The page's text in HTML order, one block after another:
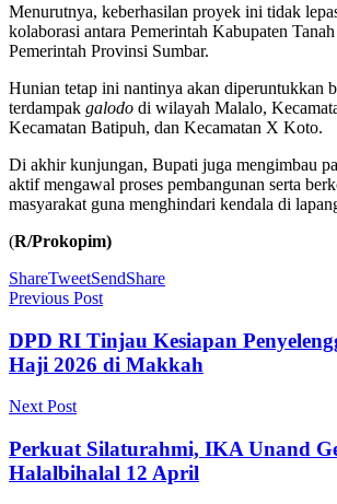
Menurutnya, keberhasilan proyek ini tidak
kolaborasi antara Pemerintah Kabupaten
Pemerintah Provinsi Sumbar.
Hunian tetap ini nantinya akan diperuntukkan
terdampak galodo di wilayah Malalo,
Kecamatan Batipuh, dan Kecamatan X Koto.
Di akhir kunjungan, Bupati juga mengimbau
aktif mengawal proses pembangunan serta
masyarakat guna menghindari kendala di
(R/Prokopim)
ShareTweetSendShare
Previous Post
DPD RI Tinjau Kesiapan
Haji 2026 di Makkah
Next Post
Perkuat Silaturahmi, IKA Unand
Halalbihalal 12 April